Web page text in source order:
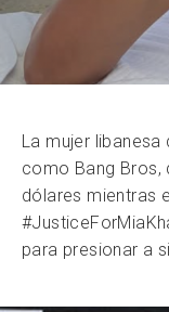
La mujer
como Bang Bros,
dólares mientras
para presionar a